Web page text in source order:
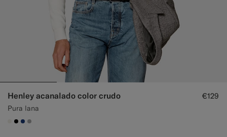
Henley acanalado color crudo
Pura lana
€129
#F1EFE8
#000000
#1C3D7A
#ACACAC